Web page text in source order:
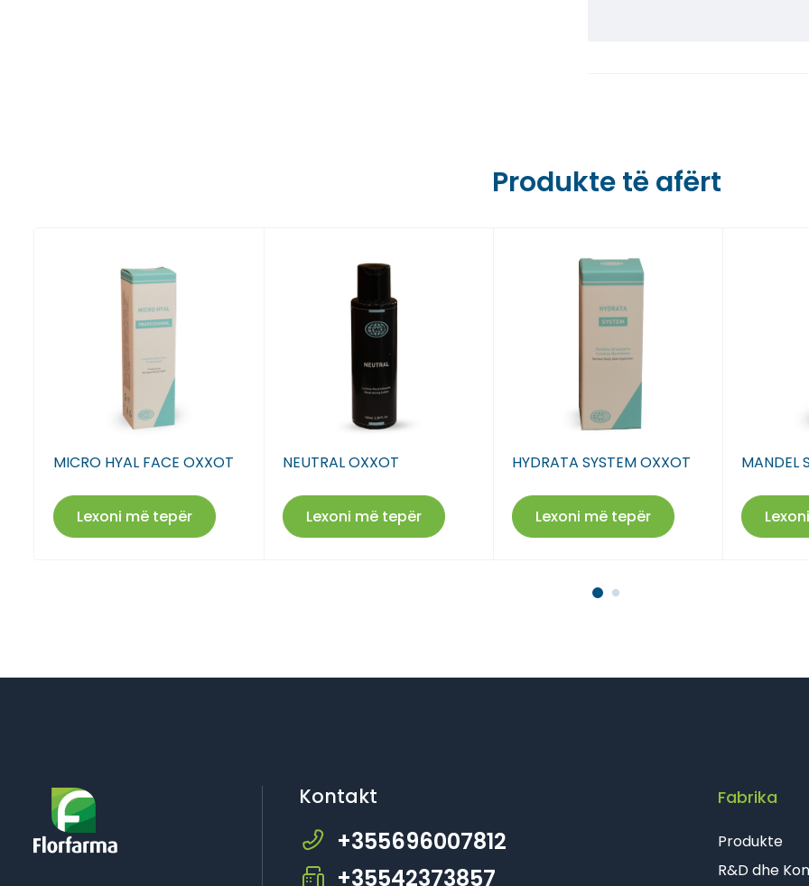
Farmaci Dite E Nate 8,
Farmaci Dite E Nate
Farmaci Dite E Nate
Farmaci Dite E Nate
Farmaci Dite E Nate
Farmaci Dite E Nate
Farmaci Dite E Nate
Farmaci Dite E Nate
Produkte të afërt
MICRO HYAL FACE OXXOT
Lexoni më tepër
NEUTRAL OXXOT
Lexoni më tepër
HYDRATA SYSTEM OXXOT
Lexoni më tepër
MANDEL
Kontakt
+355696007812
+35542373857
Fabrika
Produkte
R&D dhe